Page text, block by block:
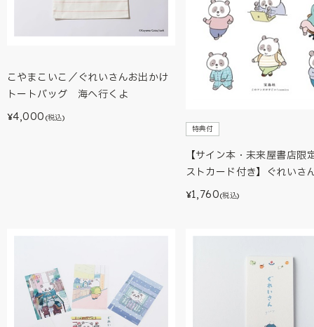
こやまこいこ／ぐれいさんお出かけ
トートバッグ 海へ行くよ
¥4,000 (税込)
特典付
【サイン本・未来屋書店限
ストカード付き】ぐれいさ
¥1,760(税込)